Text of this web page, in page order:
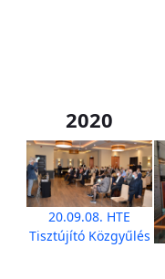
2020
20.09.08. HTE
Tisztújító Közgyűlés